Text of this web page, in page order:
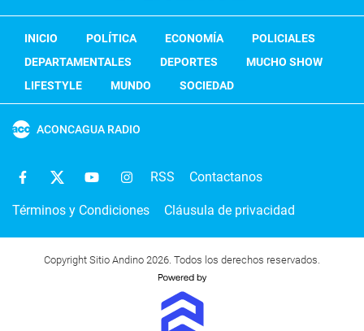
INICIO POLÍTICA ECONOMÍA
POLICIALES
DEPARTAMENTALES
DEPORTES
MUCHO SHOW
LIFESTYLE
MUNDO SOCIEDAD
ACONCAGUA RADIO
RSS Contactanos
Términos y Condiciones Cláusula de privacidad
Copyright Sitio Andino 2026. Todos los derechos reservados.